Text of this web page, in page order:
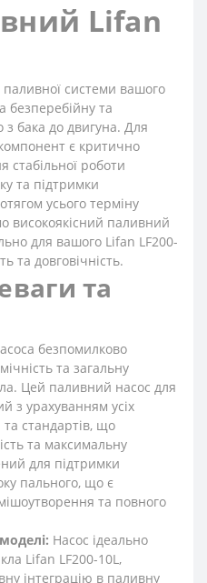
Lifan
системи вашого
безперебійну та
бака до двигуна. Для
є критично
роботи
та підтримки
усього терміну
високоякісний паливний
для вашого Lifan LF200-
та довговічність.
та
безпомилково
та загальну
Цей паливний насос для
з урахуванням усіх
та стандартів, що
та максимальну
для підтримки
пального, що є
та повного
Насос ідеально
Lifan LF200-10L,
інтеграцію в паливну